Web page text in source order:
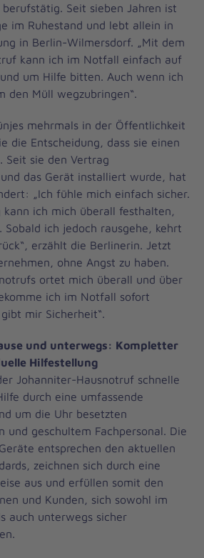
Seit sieben Jahren ist
im Ruhestand und lebt allein in
in Berlin-Wilmersdorf. „Mit dem
kann ich im Notfall einfach auf
um Hilfe bitten. Auch wenn ich
den Müll wegzubringen“.
mehrmals in der Öffentlichkeit
die Entscheidung, dass sie einen
Seit sie den Vertrag
das Gerät installiert wurde, hat
„Ich fühle mich einfach sicher.
ich mich überall festhalten,
Sobald ich jedoch rausgehe, kehrt
erzählt die Berlinerin. Jetzt
ohne Angst zu haben.
ortet mich überall und über
ich im Notfall sofort
mir Sicherheit“.
und unterwegs: Kompletter
Hilfestellung
Johanniter-Hausnotruf schnelle
durch eine umfassende
um die Uhr besetzten
und geschultem Fachpersonal. Die
entsprechen den aktuellen
zeichnen sich durch eine
aus und erfüllen somit den
und Kunden, sich sowohl im
auch unterwegs sicher